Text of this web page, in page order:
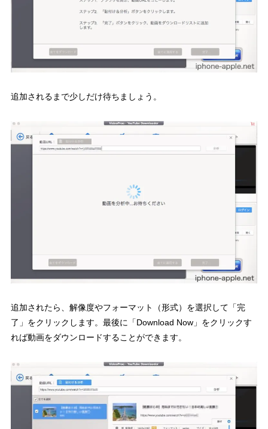
追加されるまで少しだけ待ちましょう。
追加されたら、解像度やフォーマット（形式）を選択して「完
了」をクリックします。最後に「Download Now」をクリックす
れば動画をダウンロードすることができます。